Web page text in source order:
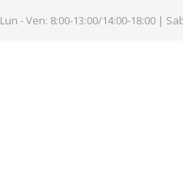
Lun - Ven: 8:00-13:00/14:00-18:00 |